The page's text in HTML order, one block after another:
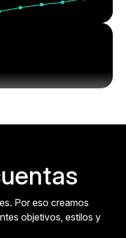
Por eso creamos
objetivos, estilos y